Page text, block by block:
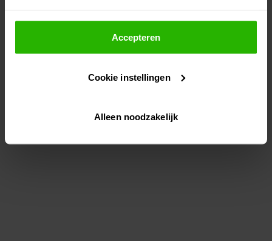
Als je op "Accepteer" klikt, dan geef je Voordeeluitjes.nl
toestemming om cookies voor social media en
gepersonaliseerde advertenties te plaatsen.
Lees hier meer over in onsprivacybeleid
Via "Cookie instellingen" kun je ook zelf instellen welke
Accepteren
Cookie instellingen
Alleen noodzakelijk